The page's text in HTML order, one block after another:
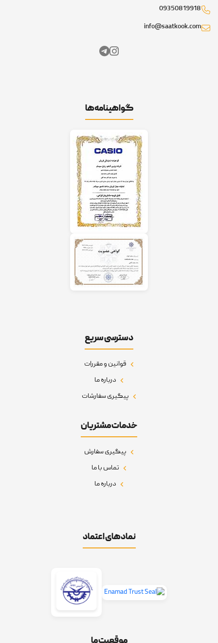
09350819918
info@saatkook.com
گواهینامه‌ها
دسترسی سریع
قوانین و مقررات
درباره ما
پیگیری سفارشات
خدمات مشتریان
پیگیری سفارش
تماس با ما
درباره ما
نمادهای اعتماد